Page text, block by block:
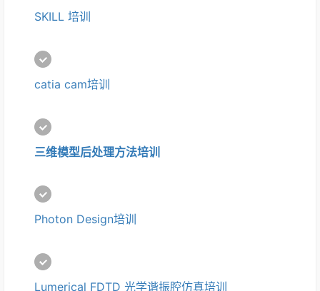
SKILL 培训
catia cam培训
三维模型后处理方法培训
Photon Design培训
Lumerical FDTD 光学谐振腔仿真培训